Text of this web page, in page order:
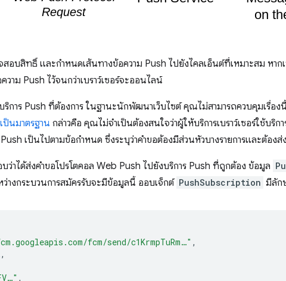
สอบสิทธิ์ และกำหนดเส้นทางข้อความ Push ไปยังไคลเอ็นต์ที่เหมาะสม หาก
วาม Push ไว้จนกว่าเบราว์เซอร์จะออนไลน์
บริการ Push ที่ต้องการ ในฐานะนักพัฒนาเว็บไซต์ คุณไม่สามารถควบคุมเรื่อ
ป็นมาตรฐาน กล่าวคือ คุณไม่จำเป็นต้องสนใจว่าผู้ให้บริการเบราว์เซอร์ใช้บริ
เป็นไปตามข้อกำหนด ซึ่งระบุว่าคำขอต้องมีส่วนหัวบางรายการและต้อง
ว่าได้ส่งคำขอโปรโตคอล Web Push ไปยังบริการ Push ที่ถูกต้อง ข้อมูล
ว่างกระบวนการสมัครรับจะมีข้อมูลนี้ ออบเจ็กต์ PushSubscription มีลัก
fcm/send/c1KrmpTuRm…" ,
,
,